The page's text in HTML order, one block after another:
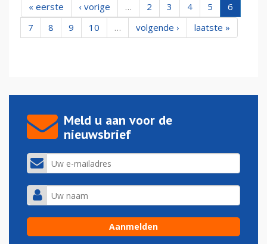
« eerste ‹ vorige … 2 3 4 5
6
7
8 9 10 … volgende › laatste »
Meld u aan voor de
nieuwsbrief